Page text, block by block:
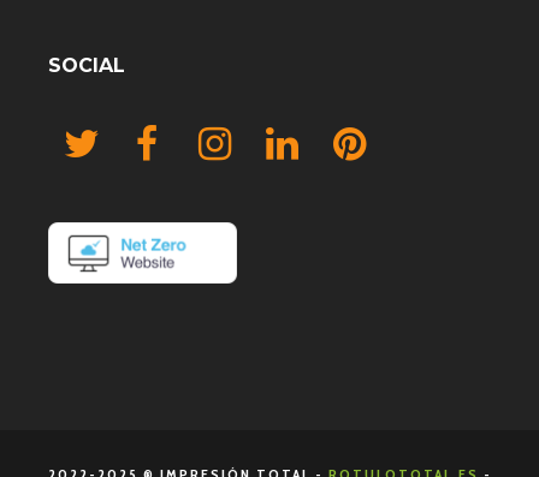
SOCIAL